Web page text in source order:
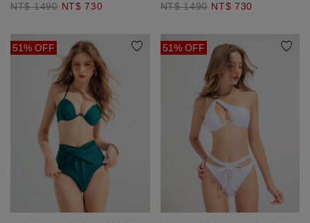
NT$ 1490 NT$ 730 NT$ 1490 NT$ 730
51% OFF 51% OFF